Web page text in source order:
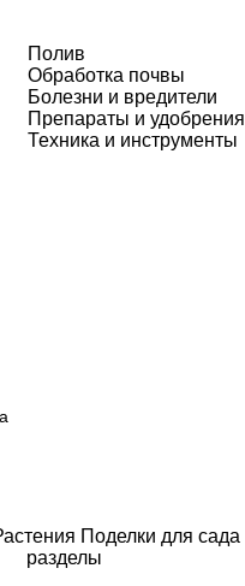
Полив
Обработка почвы
Болезни и вредители
Препараты и удобрения
Техника и инструменты
Поделки для сада
разделы